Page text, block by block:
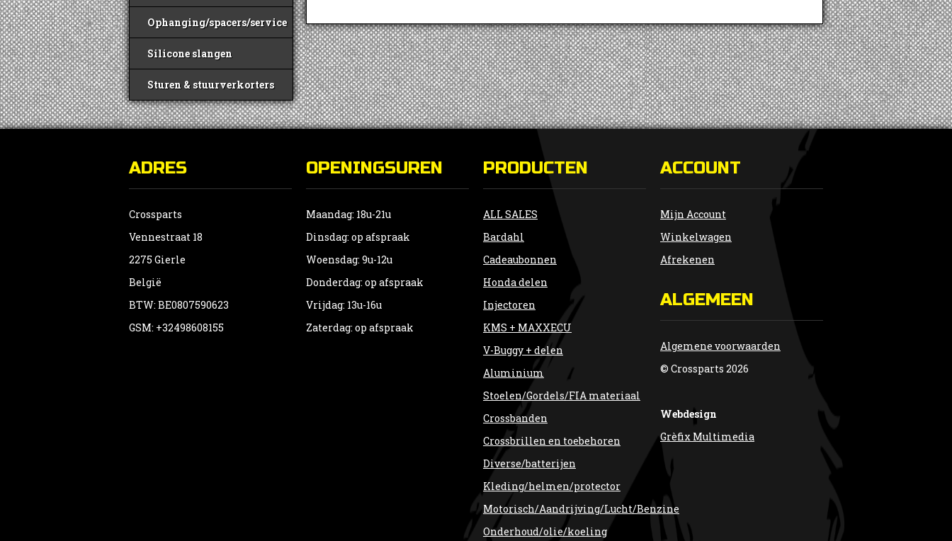
Ophanging/spacers/service
Silicone slangen
Sturen & stuurverkorters
ADRES
Crossparts
Vennestraat 18
2275 Gierle
België
BTW: BE0807590623
GSM: +32498608155
OPENINGSUREN
Maandag: 18u-21u
Dinsdag: op afspraak
Woensdag: 9u-12u
Donderdag: op afspraak
Vrijdag: 13u-16u
Zaterdag: op afspraak
PRODUCTEN
ALL SALES
Bardahl
Cadeaubonnen
Honda delen
Injectoren
KMS + MAXXECU
V-Buggy + delen
Aluminium
Stoelen/Gordels/FIA materiaal
Crossbanden
Crossbrillen en toebehoren
Diverse/batterijen
Kleding/helmen/protector
Motorisch/Aandrijving/Lucht/Benzine
Onderhoud/olie/koeling
ACCOUNT
Mijn Account
Winkelwagen
Afrekenen
ALGEMEEN
Algemene voorwaarden
© Crossparts 2026
Webdesign
Grèfix Multimedia